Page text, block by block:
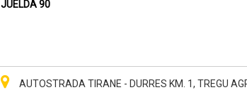
JUELDA 90
AUTOSTRADA TIRANE - DURRES KM. 1, TREGU